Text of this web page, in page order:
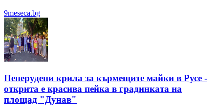
9meseca.bg
Пеперудени крила за кърмещите майки в Русе -
открита е красива пейка в градинката на
площад "Дунав"